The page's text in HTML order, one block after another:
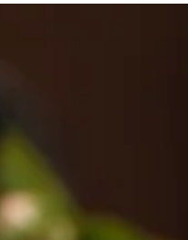
atenção. A cidade,
guia especial para você
principais confeitarias